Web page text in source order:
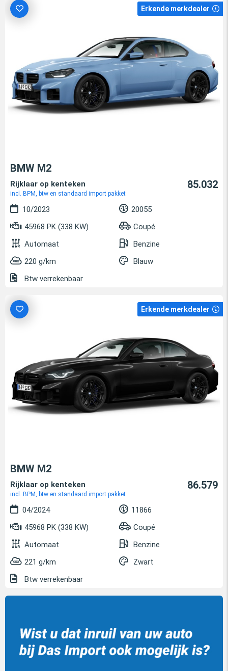
Erkende merkdealer
BMW M2
Rijklaar op kenteken
incl. BPM, btw en standaard import pakket
85.032
10/2023
20055
45968 PK (338 KW)
Coupé
Automaat
Benzine
220 g/km
Blauw
Btw verrekenbaar
Erkende merkdealer
BMW M2
Rijklaar op kenteken
incl. BPM, btw en standaard import pakket
86.579
04/2024
11866
45968 PK (338 KW)
Coupé
Automaat
Benzine
221 g/km
Zwart
Btw verrekenbaar